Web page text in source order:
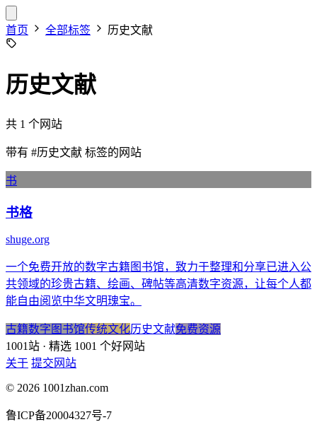
首页 全部标签 历史文献
历史文献
共 1 个网站
带有 #历史文献 标签的网站
书
书格
shuge.org
一个免费开放的数字古籍图书馆，致力于整理和分享已进入公
共领域的珍贵古籍、绘画、碑帖等高清数字资源，让每个人都
能自由阅览中华文明瑰宝。
古籍数字图书馆传统文化历史文献免费资源
1001站 · 精选 1001 个好网站
关于 提交网站
© 2026 1001zhan.com
鲁ICP备20004327号-7